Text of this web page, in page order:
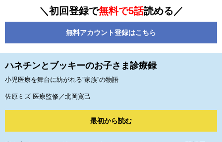
＼初回登録で無料で5話読める／
無料アカウント登録はこちら
ハネチンとブッキーのお子さま診療録
小児医療を舞台に紡がれる”家族”の物語
佐原ミズ 医療監修／北岡寛己
最初から読む